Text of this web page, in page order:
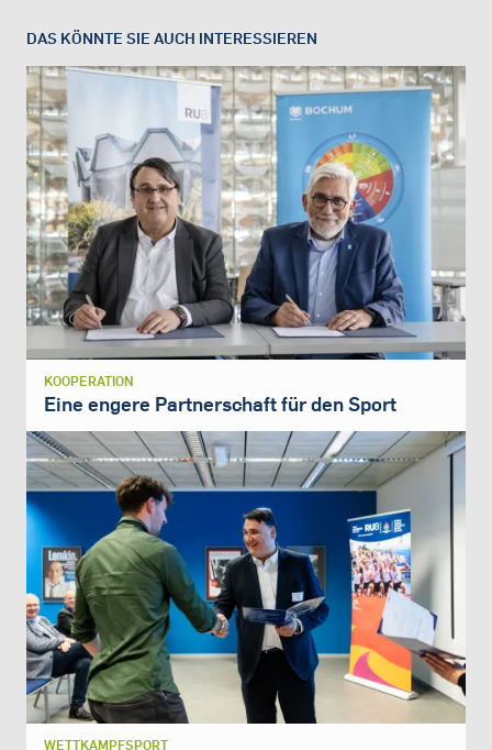
DAS KÖNNTE SIE AUCH INTERESSIEREN
KOOPERATION
Eine engere Partnerschaft für den Sport
WETTKAMPFSPORT